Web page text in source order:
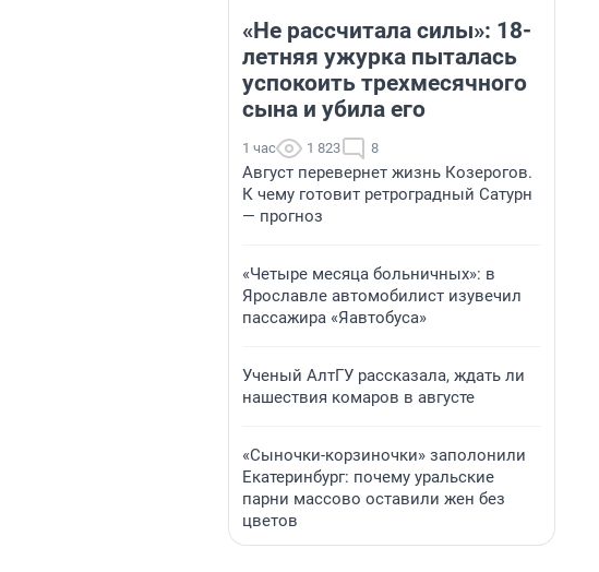
«Не рассчитала силы»: 18-
летняя ужурка пыталась
успокоить трехмесячного
сына и убила его
1 час 1 823 8
Август перевернет жизнь Козерогов.
К чему готовит ретроградный Сатурн
— прогноз
«Четыре месяца больничных»: в
Ярославле автомобилист изувечил
пассажира «Яавтобуса»
Ученый АлтГУ рассказала, ждать ли
нашествия комаров в августе
«Сыночки-корзиночки» заполонили
Екатеринбург: почему уральские
парни массово оставили жен без
цветов